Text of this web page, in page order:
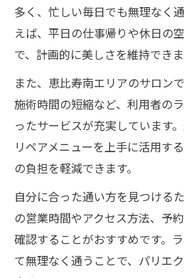
多く、忙しい毎日でも無理なく
えば、平日の仕事帰りや休日の
で、計画的に美しさを維持できま
また、恵比寿南エリアのサロン
施術時間の短縮など、利用者の
ったサービスが充実しています
リペアメニューを上手に活用す
の負担を軽減できます。
自分に合った通い方を見つける
の営業時間やアクセス方法、予
確認することがおすすめです。
て無理なく通うことで、パリエ